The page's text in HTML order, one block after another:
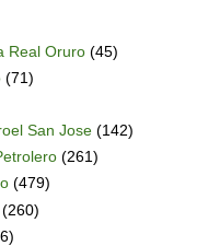
Real Oruro (45)
(71)
San Jose (142)
(261)
(479)
(260)